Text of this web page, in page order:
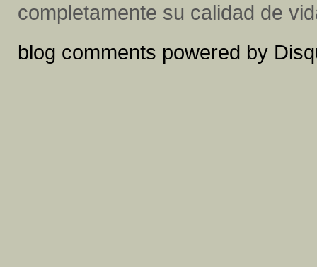
completamente su calidad de
blog comments powered by